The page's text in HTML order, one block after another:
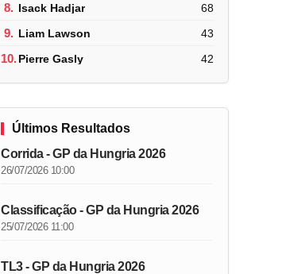
8. Isack Hadjar 68
9. Liam Lawson 43
10.Pierre Gasly 42
Últimos Resultados
Corrida - GP da Hungria 2026
26/07/2026 10:00
Classificação - GP da Hungria 2026
25/07/2026 11:00
TL3 - GP da Hungria 2026